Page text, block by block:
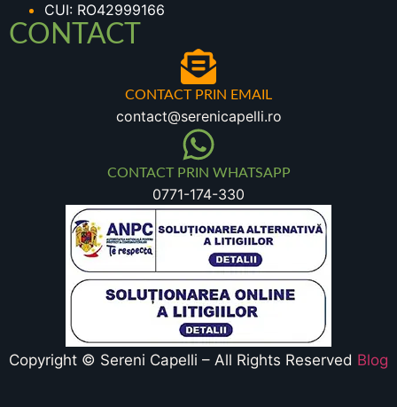
CUI: RO42999166
CONTACT
CONTACT PRIN EMAIL
contact@serenicapelli.ro
CONTACT PRIN WHATSAPP
0771-174-330
Copyright © Sereni Capelli – All Rights Reserved Blog